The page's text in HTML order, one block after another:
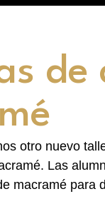
otro nuevo
Las
macramé para